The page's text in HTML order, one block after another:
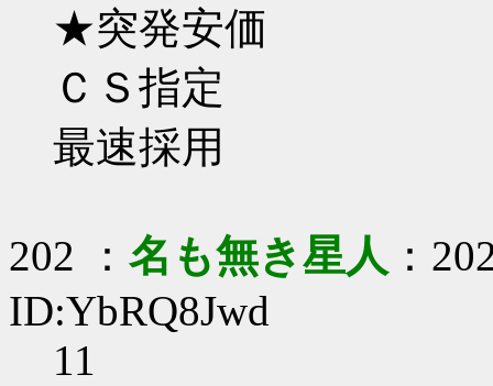
★突発安価
ＣＳ指定
最速採用
202 ： 名も無き星人 ：
ID:YbRQ8Jwd
11